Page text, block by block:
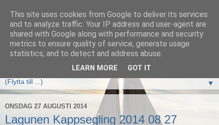
Elan333 Vilja
www.elan333.se - en blogg om båten, seglingar, havet och
allt som hör därtill
▼
ONSDAG 27 AUGUSTI 2014
Lagunen Kappsegling 2014 08 27
This site uses cookies from Google to deliver its services
and to analyze traffic. Your IP address and user-agent are
shared with Google along with performance and security
metrics to ensure quality of service, generate usage
statistics, and to detect and address abuse.
LEARN MORE GOT IT